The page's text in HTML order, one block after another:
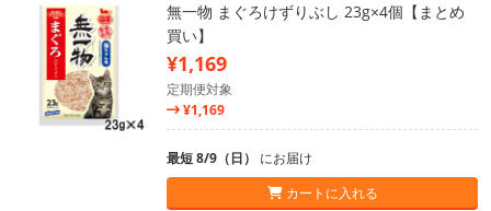
無一物 まぐろけずりぶし 23g×4個【まとめ
買い】
¥1,169
定期便対象
¥1,169
最短 8/9（日） にお届け
カートに入れる